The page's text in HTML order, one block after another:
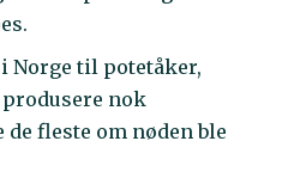
Norge til potetåker,
nok
fleste om nøden ble